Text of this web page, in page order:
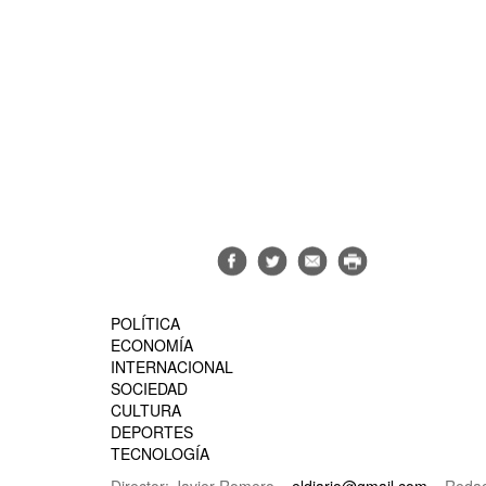
POLÍTICA
ECONOMÍA
INTERNACIONAL
SOCIEDAD
CULTURA
DEPORTES
TECNOLOGÍA